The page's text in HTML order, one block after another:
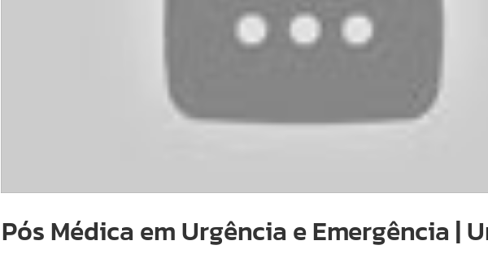
Pós Médica em Urgência e Emergência |